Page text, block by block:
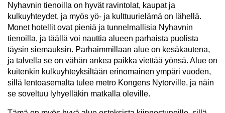
Nyhavnin tienoilla on hyvät ravintolat, kaupat ja
kulkuyhteydet, ja myös yö- ja kulttuurielämä on lähellä.
Monet hotellit ovat pieniä ja tunnelmallisia Nyhavnin
tienoilla, ja täällä voi nauttia alueen parhaista puolista
täysin siemauksin. Parhaimmillaan alue on kesäkautena,
ja talvella se on vähän ankea paikka viettää yönsä. Alue on
kuitenkin kulkuyhteyksiltään erinomainen ympäri vuoden,
sillä lentoasemalta tulee metro Kongens Nytorville, ja näin
se soveltuu lyhyelläkin matkalla oleville.